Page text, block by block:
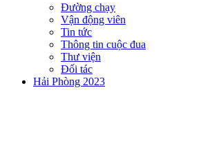
Đường chạy
Vận động viên
Tin tức
Thông tin cuộc đua
Thư viện
Đối tác
Hải Phòng 2023